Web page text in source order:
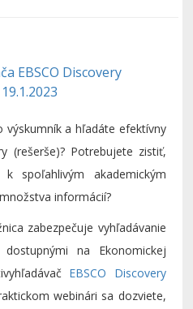
EBSCO Discovery
výskumník a hľadáte efektívny
(rešerše)? Potrebujete zistiť,
spoľahlivým akademickým
informácií?
zabezpečuje vyhľadávanie
na Ekonomickej
EBSCO Discovery
webinári sa dozviete,